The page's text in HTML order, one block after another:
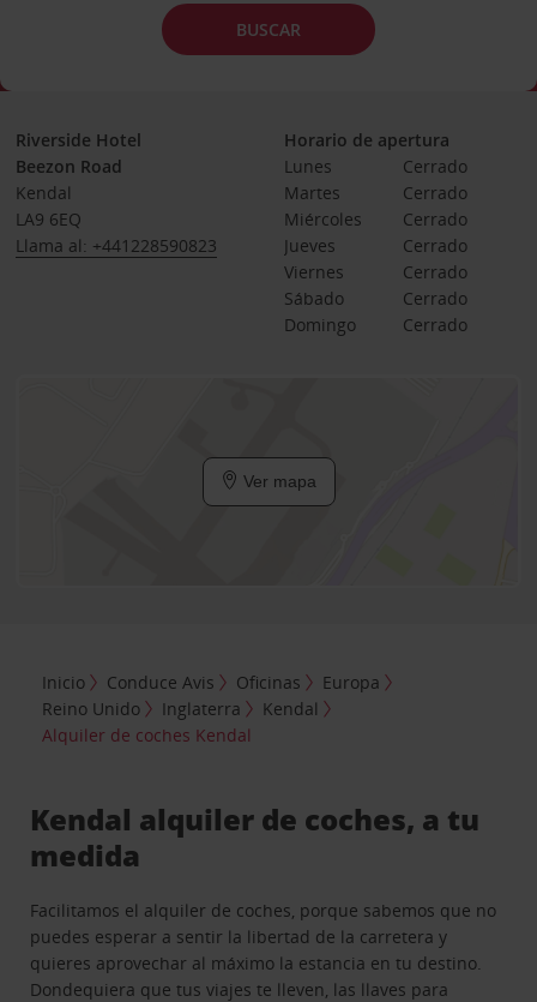
BUSCAR
Riverside Hotel
Beezon Road
Kendal
LA9 6EQ
Llama al: +441228590823
Horario de apertura
Lunes
Cerrado
Martes
Cerrado
Miércoles
Cerrado
Jueves
Cerrado
Viernes
Cerrado
Sábado
Cerrado
Domingo
Cerrado
Ver mapa
Inicio Conduce Avis Oficinas
Europa
Reino Unido
Inglaterra
Kendal
Alquiler de coches Kendal
Kendal alquiler de coches, a tu
medida
Facilitamos el alquiler de coches, porque sabemos que no
puedes esperar a sentir la libertad de la carretera y
quieres aprovechar al máximo la estancia en tu destino.
Dondequiera que tus viajes te lleven, las llaves para